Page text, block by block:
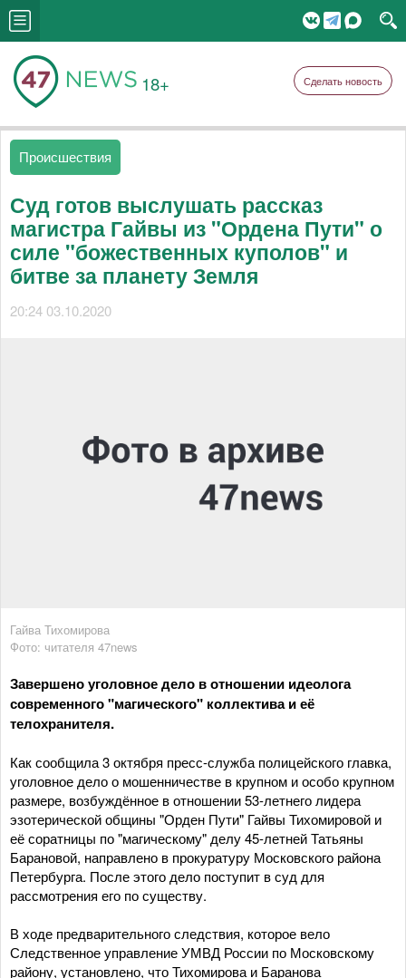
18+ Сделать новость
Происшествия
Суд готов выслушать рассказ
магистра Гайвы из "Ордена Пути" о
силе "божественных куполов" и
битве за планету Земля
20:24 03.10.2020
Гайва Тихомирова
Фото: читателя 47news
Завершено уголовное дело в отношении идеолога
современного "магического" коллектива и её
телохранителя.
Как сообщила 3 октября пресс-служба полицейского главка,
уголовное дело о мошенничестве в крупном и особо крупном
размере, возбуждённое в отношении 53-летнего лидера
эзотерической общины "Орден Пути" Гайвы Тихомировой и
её соратницы по "магическому" делу 45-летней Татьяны
Барановой, направлено в прокуратуру Московского района
Петербурга. После этого дело поступит в суд для
рассмотрения его по существу.
В ходе предварительного следствия, которое вело
Следственное управление УМВД России по Московскому
району, установлено, что Тихомирова и Баранова